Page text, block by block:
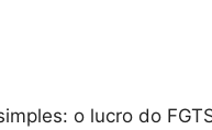
o lucro do